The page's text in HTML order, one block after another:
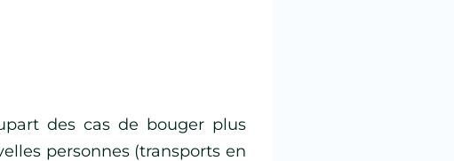
des cas de bouger plus
personnes (transports en